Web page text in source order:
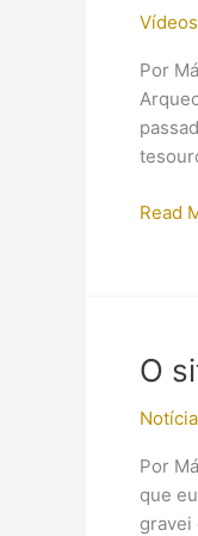
uma
de
a
Por
(Vídeo)
Read
O
Por
que
gravei